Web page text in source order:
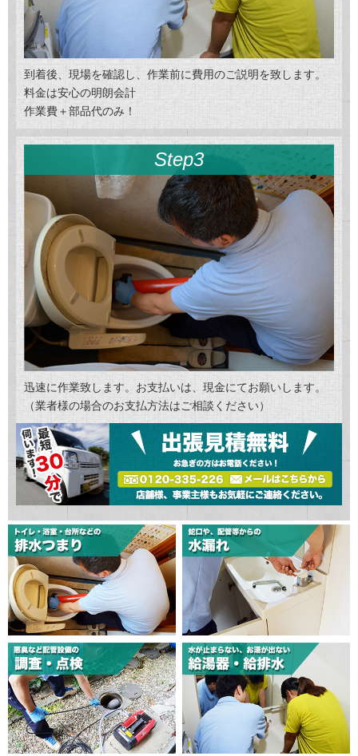
到着後、現場を確認し、作業前に費用のご説明を致します。
料金は安心の明朗会計
作業費＋部品代のみ！
Step3
迅速に作業致します。お支払いは、現金にてお願いします。
（業者様の場合のお支払方法はご相談ください）